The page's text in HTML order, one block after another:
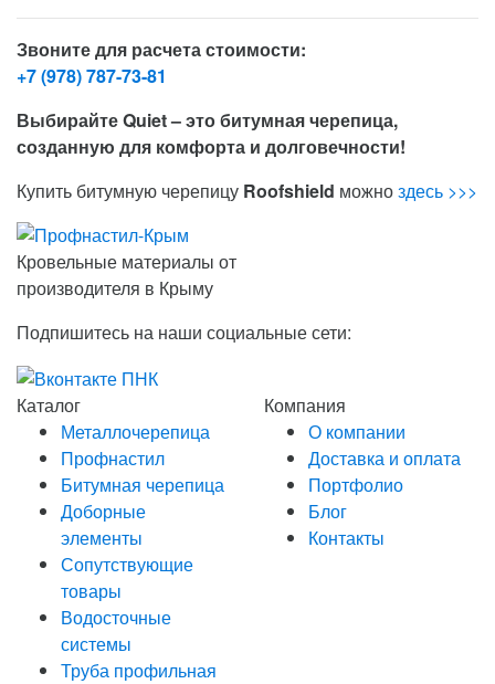
Звоните для расчета стоимости:
+7 (978) 787-73-81
Выбирайте Quiet – это битумная черепица,
созданную для комфорта и долговечности!
Купить битумную черепицу Roofshield можноздесь >>>
Кровельные материалы от
производителя в Крыму
Подпишитесь на наши социальные сети:
Каталог
Металлочерепица
Профнастил
Битумная черепица
Доборные
элементы
Сопутствующие
товары
Водосточные
системы
Труба профильная
Компания
О компании
Доставка и оплата
Портфолио
Блог
Контакты